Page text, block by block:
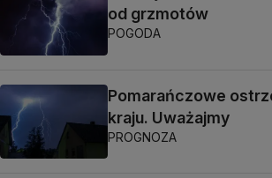
od grzmotów
POGODA
Pomarańczowe
kraju. Uważajmy
PROGNOZA